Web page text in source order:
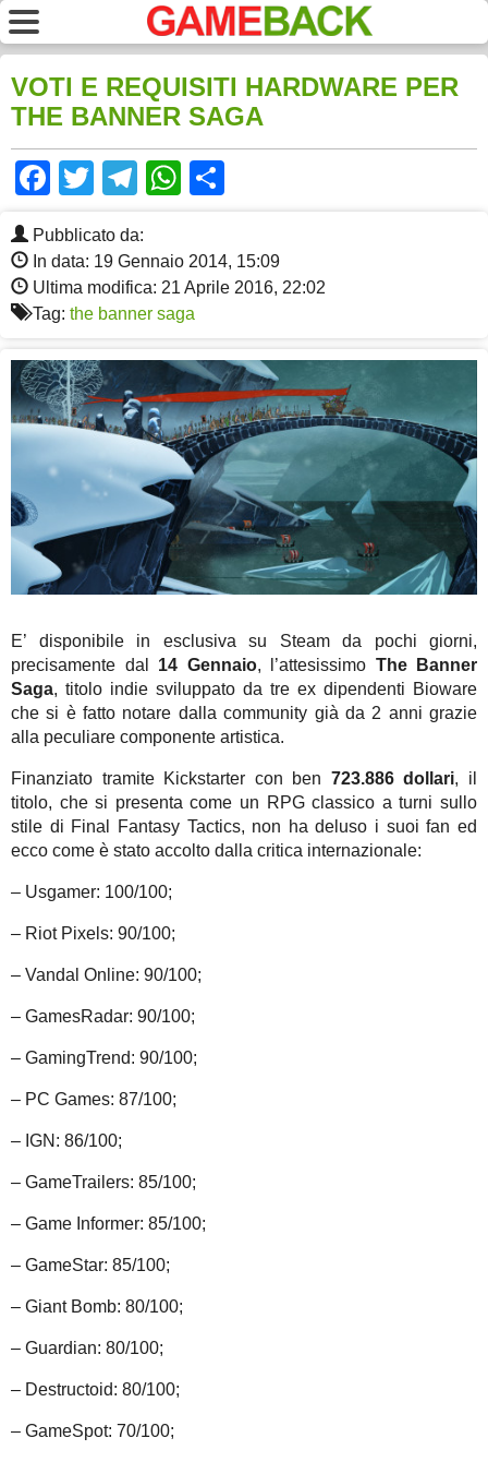
VOTI E REQUISITI HARDWARE PER
THE BANNER SAGA
Facebook
TwitterTelegram
WhatsApp
Pubblicato da:
In data: 19 Gennaio 2014, 15:09
Ultima modifica: 21 Aprile 2016, 22:02
Tag: the banner saga
E’ disponibile in esclusiva su Steam da pochi giorni,
precisamente dal 14 Gennaio, l’attesissimo The Banner
Saga, titolo indie sviluppato da tre ex dipendenti Bioware
che si è fatto notare dalla community già da 2 anni grazie
alla peculiare componente artistica.
Finanziato tramite Kickstarter con ben 723.886 dollari, il
titolo, che si presenta come un RPG classico a turni sullo
stile di Final Fantasy Tactics, non ha deluso i suoi fan ed
ecco come è stato accolto dalla critica internazionale:
– Usgamer: 100/100;
– Riot Pixels: 90/100;
– Vandal Online: 90/100;
– GamesRadar: 90/100;
– GamingTrend: 90/100;
– PC Games: 87/100;
– IGN: 86/100;
– GameTrailers: 85/100;
– Game Informer: 85/100;
– GameStar: 85/100;
– Giant Bomb: 80/100;
– Guardian: 80/100;
– Destructoid: 80/100;
– GameSpot: 70/100;